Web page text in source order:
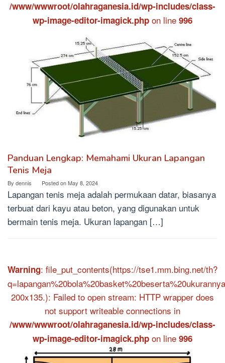
/www/wwwroot/olahraganesia.id/wp-includes/class-
wp-image-editor-imagick.php on line 996
Panduan Lengkap: Memahami Ukuran Lapangan
Tenis Meja
By dennis Posted onMay 8, 2024
Lapangan tenis meja adalah permukaan datar, biasanya
terbuat dari kayu atau beton, yang digunakan untuk
bermain tenis meja. Ukuran lapangan […]
Warning: file_put_contents(https://tse1.mm.bing.net/th?
200x135.): Failed to open stream: HTTP wrapper does
not support writeable connections in
/www/wwwroot/olahraganesia.id/wp-includes/class-
wp-image-editor-imagick.php on line 996